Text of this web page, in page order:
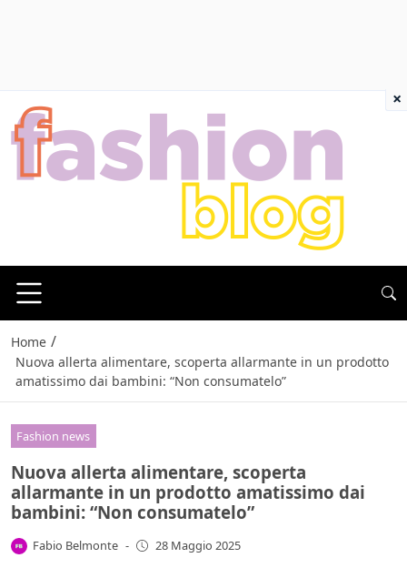
Home /
Nuova allerta alimentare, scoperta allarmante in un prodotto
amatissimo dai bambini: “Non consumatelo”
Fashion news
Nuova allerta alimentare, scoperta
allarmante in un prodotto amatissimo dai
bambini: “Non consumatelo”
Fabio Belmonte - 28 Maggio 2025
×